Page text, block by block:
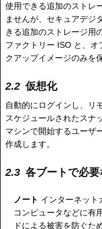
使用できる追加のストレ
ませんが、セキュアデジ
きる追加のストレージ用
ファクトリー ISO と、オ
クアップイメージのみを
仮想化
自動的にログインし、リ
スケジュールされたスナ
マシンで開始するユーザ
作成します。
各ブートで必
ノート インターネット
コンピュータなどに有
ドによる被害を防ぐた